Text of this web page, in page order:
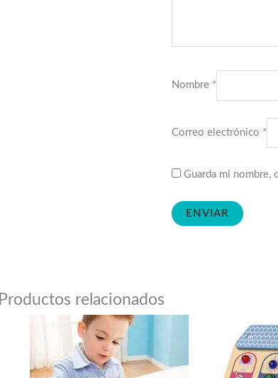
Nombre *
Correo electrónico *
Guarda mi nombre,
Productos relacionados